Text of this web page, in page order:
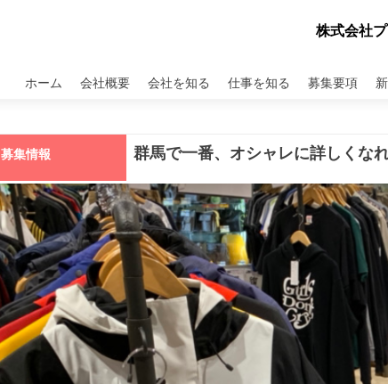
株式会社
ホーム 会社概要 会社を知る 仕事を知る 募集要項
募集情報 群馬で一番、オシャレに詳しくな